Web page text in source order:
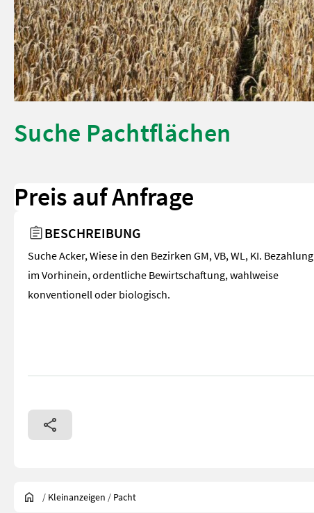
Suche Pachtflächen
Preis auf Anfrage
BESCHREIBUNG
Suche Acker, Wiese in den Bezirken GM, VB, WL, KI. Bezahlung
im Vorhinein, ordentliche Bewirtschaftung, wahlweise
konventionell oder biologisch.
/ Kleinanzeigen / Pacht